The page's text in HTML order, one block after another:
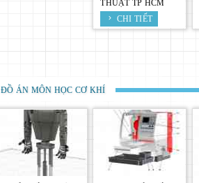
THUẬT TP HCM
CHI TIẾT
ĐỒ ÁN MÔN HỌC CƠ KHÍ